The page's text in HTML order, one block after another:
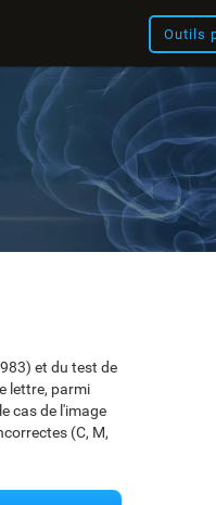
Outils
et du test de
lettre, parmi
cas de l'image
(C, M,